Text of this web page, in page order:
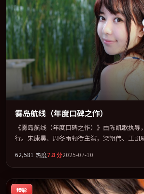
雾岛航线（年度口碑之作）
《雾岛航线（年度口碑之作）》由陈凯歌执
行。宋康昊、周冬雨领衔主演，梁朝伟、王凯
架，在叙事、表演与视听上力求统一。定于
及主流平台同步亮相，2025 年度话题片中口
节与人物弧光的观众完整观看。
62,581 热度7.8分2025-07-10
臻彩